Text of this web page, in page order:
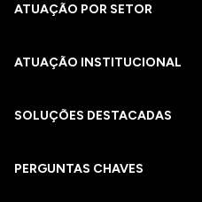
ATUAÇÃO POR SETOR
ATUAÇÃO INSTITUCIONAL
SOLUÇÕES DESTACADAS
PERGUNTAS CHAVES​